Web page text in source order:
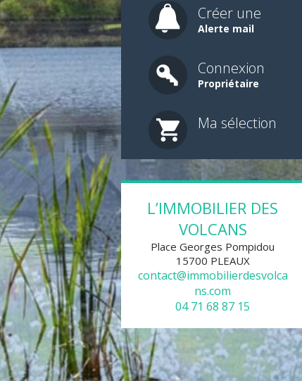
Créer une
Alerte mail
Connexion
Propriétaire
Ma sélection
L’IMMOBILIER DES
VOLCANS
Place Georges Pompidou
15700 PLEAUX
contact@immobilierdesvolca
ns.com
04 71 68 87 15
1 2 3 4 5